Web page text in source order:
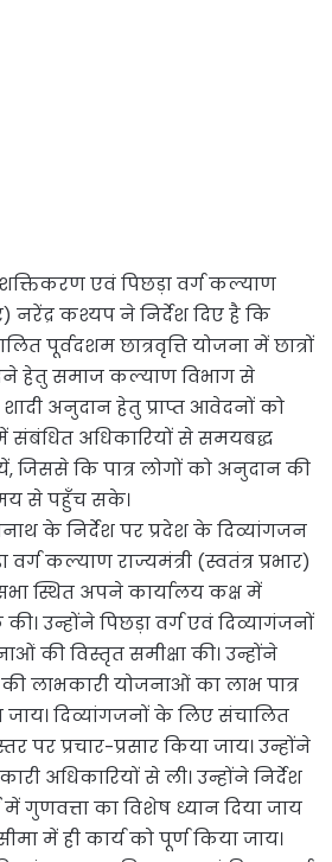
एवं पिछड़ा वर्ग कल्याण
नरेंद्र कश्यप ने निर्देश दिए है कि
पूर्वदशम छात्रवृत्ति योजना में छात्रों
हेतु समाज कल्याण विभाग से
अनुदान हेतु प्राप्त आवेदनों को
में संबंधित अधिकारियों से समयबद्ध
जिससे कि पात्र लोगों को अनुदान की
से पहुँच सके।
के निर्देश पर प्रदेश के दिव्यांगजन
कल्याण राज्यमंत्री (स्वतंत्र प्रभार)
स्थित अपने कार्यालय कक्ष में
उन्होंने पिछड़ा वर्ग एवं दिव्यागंजनों
की विस्तृत समीक्षा की। उन्होंने
लाभकारी योजनाओं का लाभ पात्र
दिव्यांगजनों के लिए संचालित
पर प्रचार-प्रसार किया जाय। उन्होंने
अधिकारियों से ली। उन्होंने निर्देश
में गुणवत्ता का विशेष ध्यान दिया जाय
में ही कार्य को पूर्ण किया जाय।